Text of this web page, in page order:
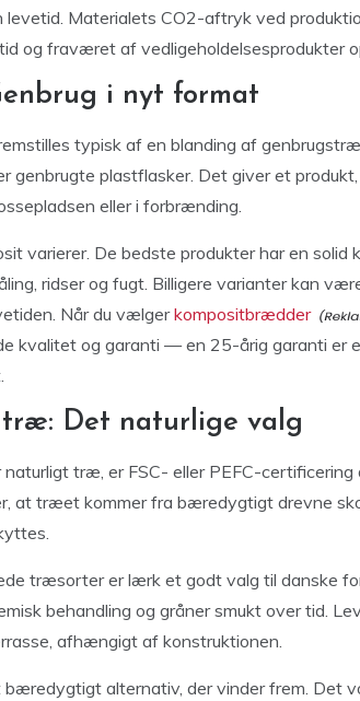
levetid. Materialets CO2-aftryk ved
og fraværet af vedligeholdelsesprodukter
i nyt format
typisk af en blanding af
genbrugte plastflasker. Det giver et
eller i forbrænding.
varierer. De bedste produkter har en solid
ridser og fugt. Billigere varianter kan
Når du vælgerkompositbrædder
kvalitet og garanti — en 25-årig garanti er
Det naturlige valg
træ, er FSC- eller PEFC-
at træet kommer fra bæredygtigt drevne
træsorter er lærk et godt valg til danske
behandling og gråner smukt over tid.
afhængigt af konstruktionen.
bæredygtigt alternativ, der vinder frem. Det